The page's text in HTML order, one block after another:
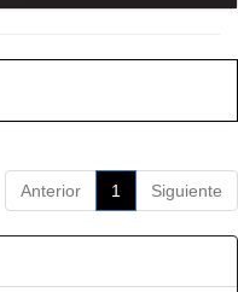
Anterior 1 Siguiente